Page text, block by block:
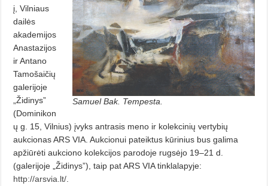
Samuel Bak. Tempesta.
į, Vilniaus
dailės
akademijos
Anastazijos
ir Antano
Tamošaičių
galerijoje
„Židinys”
(Dominikon
ų g. 15, Vilnius) įvyks antrasis meno ir kolekcinių vertybių
aukcionas ARS VIA. Aukcionui pateiktus kūrinius bus galima
apžiūrėti aukciono kolekcijos parodoje rugsėjo 19–21 d.
(galerijoje „Židinys”), taip pat ARS VIA tinklalapyje:
http://arsvia.lt/